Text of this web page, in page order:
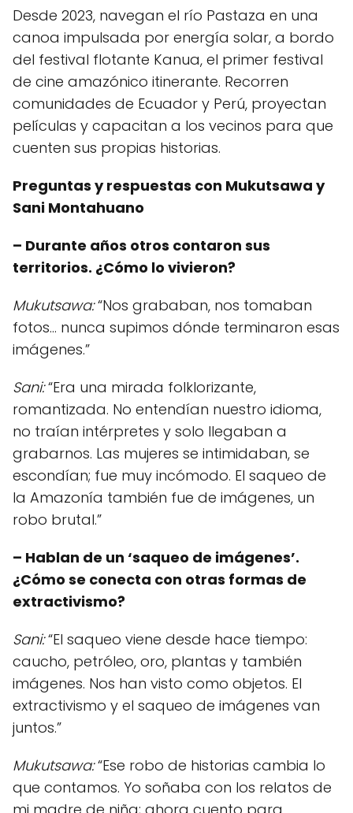
Desde 2023, navegan el río Pastaza en una
canoa impulsada por energía solar, a bordo
del festival flotante Kanua, el primer festival
de cine amazónico itinerante. Recorren
comunidades de Ecuador y Perú, proyectan
películas y capacitan a los vecinos para que
cuenten sus propias historias.
Preguntas y respuestas con Mukutsawa y
Sani Montahuano
– Durante años otros contaron sus
territorios. ¿Cómo lo vivieron?
Mukutsawa:“Nos grababan, nos tomaban
fotos… nunca supimos dónde terminaron esas
imágenes.”
Sani:“Era una mirada folklorizante,
romantizada. No entendían nuestro idioma,
no traían intérpretes y solo llegaban a
grabarnos. Las mujeres se intimidaban, se
escondían; fue muy incómodo. El saqueo de
la Amazonía también fue de imágenes, un
robo brutal.”
– Hablan de un ‘saqueo de imágenes’.
¿Cómo se conecta con otras formas de
extractivismo?
Sani:“El saqueo viene desde hace tiempo:
caucho, petróleo, oro, plantas y también
imágenes. Nos han visto como objetos. El
extractivismo y el saqueo de imágenes van
juntos.”
Mukutsawa:“Ese robo de historias cambia lo
que contamos. Yo soñaba con los relatos de